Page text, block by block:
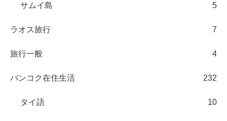
サムイ島 5
ラオス旅行 7
旅行一般 4
バンコク在住生活 232
タイ語 10